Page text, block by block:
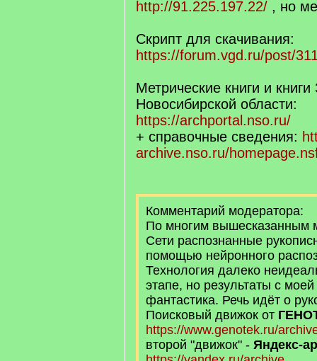
http://91.225.197.22/ , но
Скрипт для скачивания:
https://forum.vgd.ru/post/
Метрические книги и
Новосибирской области:
https://archportal.nso.ru/
+ справочные сведения:
archive.nso.ru/
Комментарий модератора:
По многим вышесказанным
Сети распознанные
помощью нейронного
Технология далеко
этапе, но результаты с
фантастика. Речь идёт о
Поисковый движок от
https://www.genotek.ru/
второй "движок" - Яндекс-